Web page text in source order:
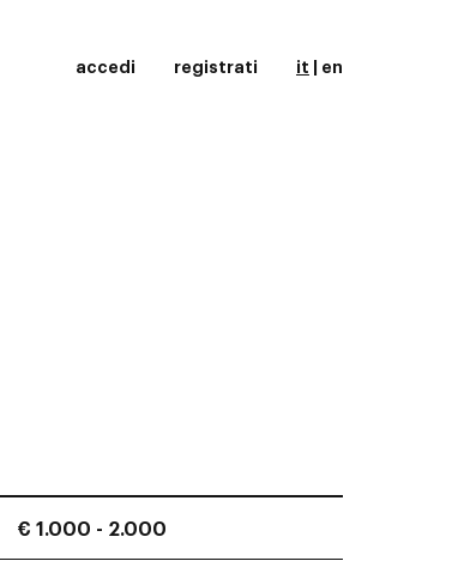
accedi registrati it en
€ 1.000 - 2.000